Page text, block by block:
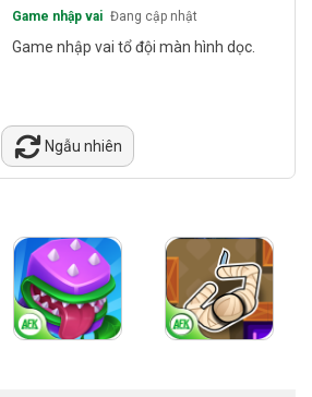
Game nhập vai Đang cập nhật
Game nhập vai tổ đội màn hình dọc.
Ngẫu nhiên